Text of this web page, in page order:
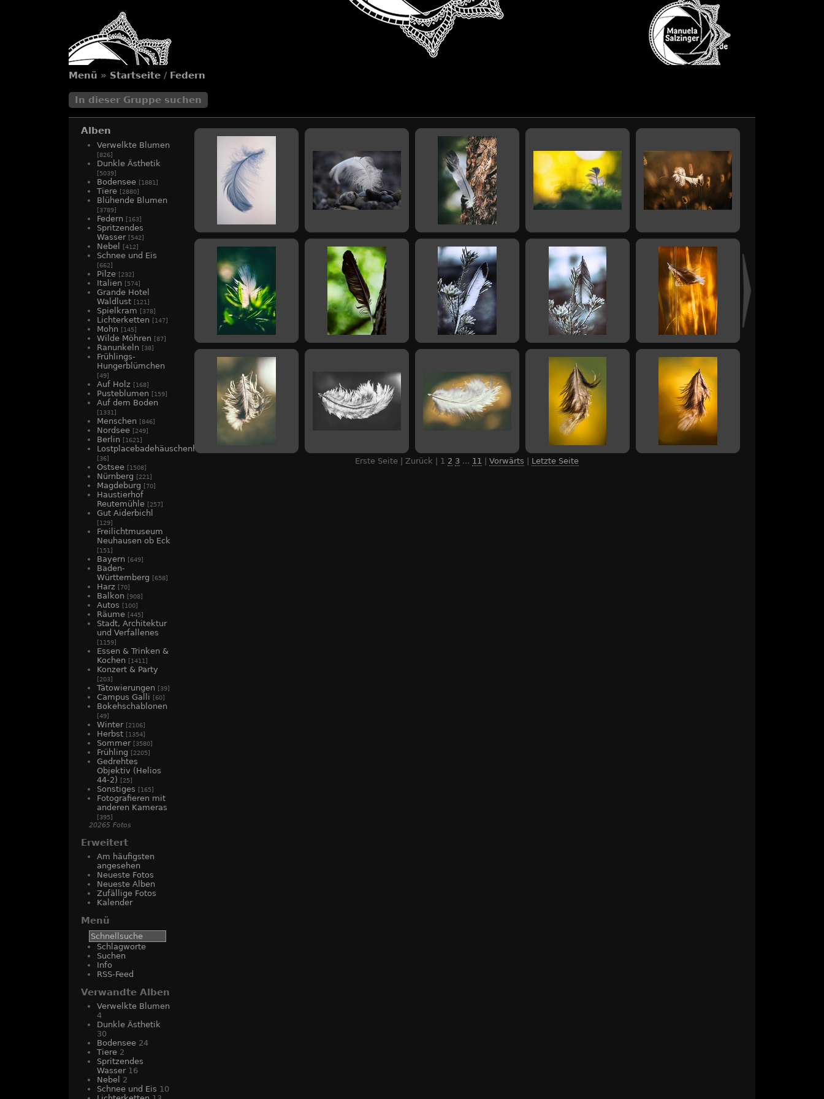
Menü » Startseite / Federn
In dieser Gruppe suchen
Alben
Verwelkte Blumen
[826]
Dunkle Ästhetik
[5039]
Bodensee [1881]
Tiere [2880]
Blühende Blumen
[3789]
Federn [163]
Spritzendes
Wasser [542]
Nebel [412]
Schnee und Eis
[662]
Pilze [232]
Italien [574]
Grande Hotel
Waldlust [121]
Spielkram [378]
Lichterketten [147]
Mohn [145]
Wilde Möhren [87]
Ranunkeln [38]
Frühlings-
Hungerblümchen
[49]
Auf Holz [168]
Pusteblumen [159]
Auf dem Boden
[1331]
Menschen [846]
Nordsee [249]
Berlin [1621]
Lostplacebadehäuschenhotel
[36]
Ostsee [1508]
Nürnberg [221]
Magdeburg [70]
Haustierhof
Reutemühle [257]
Gut Aiderbichl
[129]
Freilichtmuseum
Neuhausen ob Eck
[151]
Bayern [649]
Baden-
Württemberg
[658]
Harz [70]
Balkon [908]
Autos [100]
Räume [445]
Stadt, Architektur
und Verfallenes
[1159]
Essen & Trinken &
Kochen
[1411]
Konzert & Party
[203]
Tätowierungen [39]
Campus Galli [60]
Bokehschablonen
[49]
Winter [2106]
Herbst [1354]
Sommer [3580]
Frühling [2205]
Gedrehtes
Objektiv (Helios
44-2)
[25]
Sonstiges [165]
Fotografieren mit
anderen Kameras
[395]
20265 Fotos
Erweitert
Am häufigsten
angesehen
Neueste Fotos
Neueste Alben
Zufällige Fotos
Kalender
Menü
Schlagworte
Suchen
Info
RSS-Feed
Verwandte Alben
Verwelkte Blumen
4
Dunkle Ästhetik
30
Bodensee 24
Tiere 2
Spritzendes
Wasser 16
Nebel 2
Schnee und Eis 10
Erste Seite | Zurück | 1 2 3 ... 11 Vorwärts Letzte Seite